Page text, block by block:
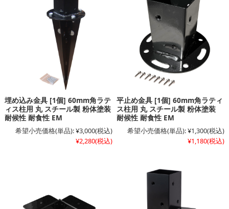
埋め込み金具 [1個] 60mm角ラテ
ィス柱用 丸 スチール製 粉体塗装
耐候性 耐食性 EM
希望小売価格(単品):¥3,000(税込)
¥2,280(税込)
平止め金具 [1個] 60mm角ラティ
ス柱用 丸 スチール製 粉体塗装
耐候性 耐食性 EM
希望小売価格(単品):¥1,300(税込)
¥1,180(税込)